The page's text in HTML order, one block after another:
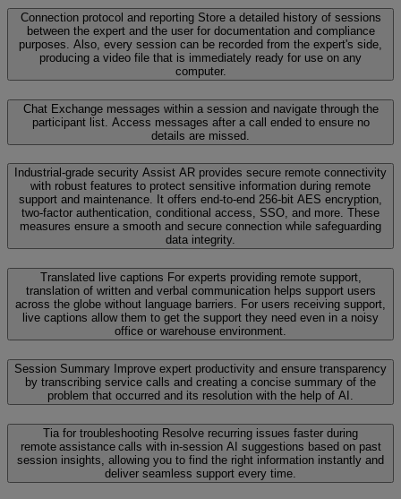
Connection protocol and reporting Store a detailed history of sessions
between the expert and the user for documentation and compliance
purposes. Also, every session can be recorded from the expert's side,
producing a video file that is immediately ready for use on any
computer.
Chat Exchange messages within a session and navigate through the
participant list. Access messages after a call ended to ensure no
details are missed.
Industrial-grade security Assist AR provides secure remote connectivity
with robust features to protect sensitive information during remote
support and maintenance. It offers end-to-end 256-bit AES encryption,
two-factor authentication, conditional access, SSO, and more. These
measures ensure a smooth and secure connection while safeguarding
data integrity.
Translated live captions For experts providing remote support,
translation of written and verbal communication helps support users
across the globe without language barriers. For users receiving support,
live captions allow them to get the support they need even in a noisy
office or warehouse environment.
Session Summary Improve expert productivity and ensure transparency
by transcribing service calls and creating a concise summary of the
problem that occurred and its resolution with the help of AI.
Tia for troubleshooting Resolve recurring issues faster during
remote assistance calls with in-session AI suggestions based on past
session insights, allowing you to find the right information instantly and
deliver seamless support every time.